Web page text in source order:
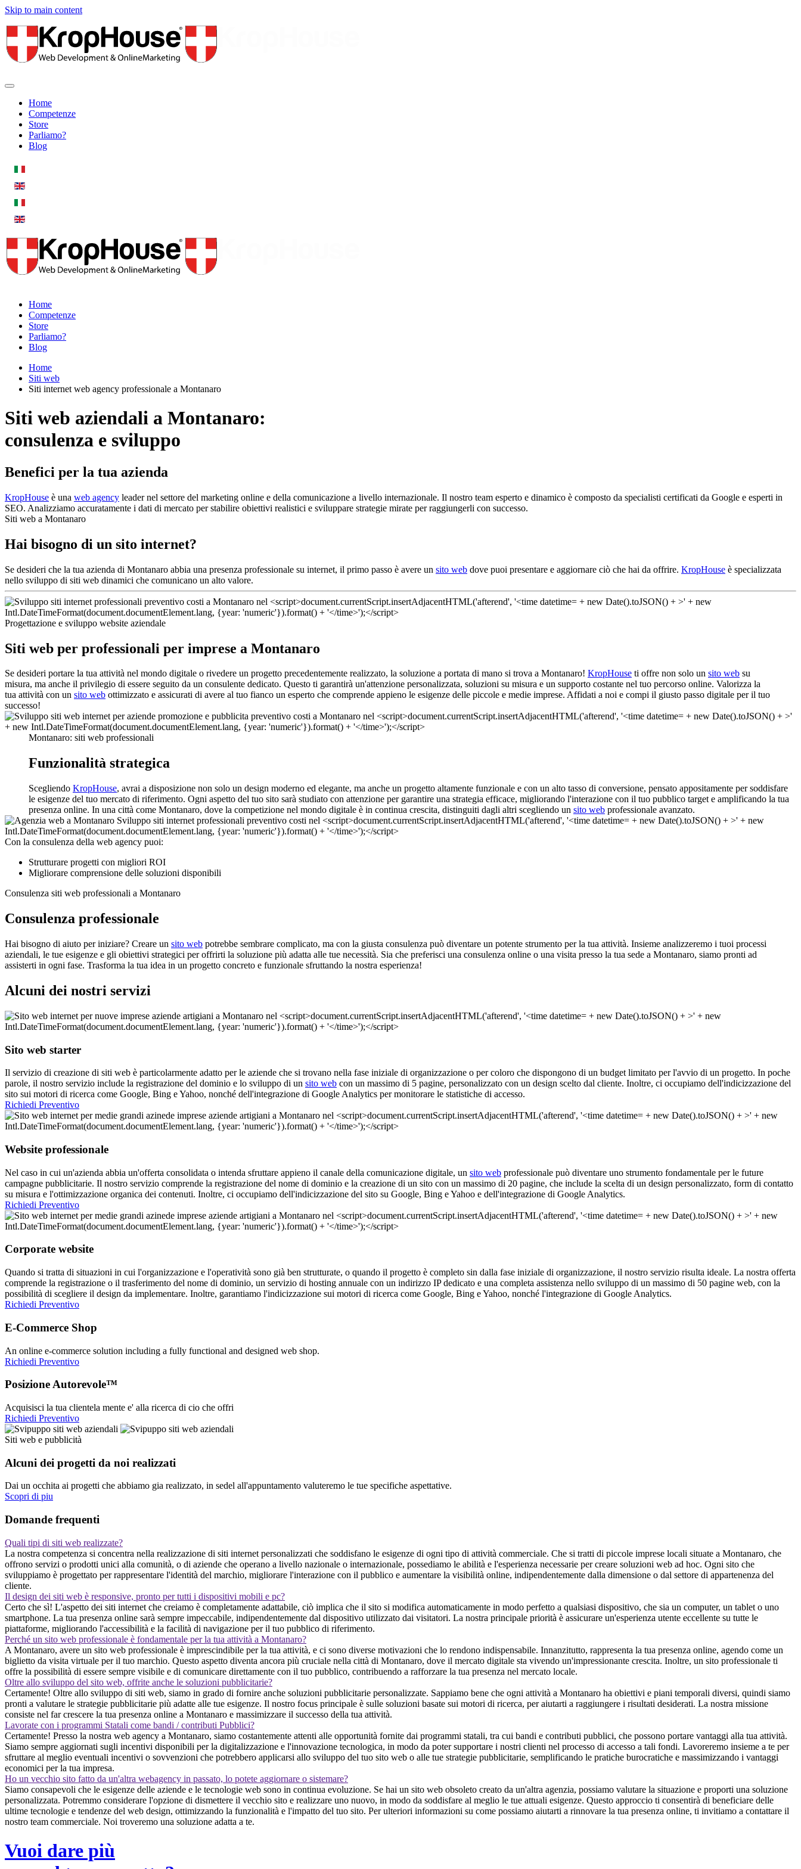
Skip to main content
Home
Competenze
Store
Parliamo?
Blog
Home
Competenze
Store
Parliamo?
Blog
Home
Siti web
Siti internet web agency professionale a Montanaro
Siti web aziendali a Montanaro:
consulenza e sviluppo
Benefici per la tua azienda
KropHouse è una web agency leader nel settore del marketing online e della comunicazione a livello internazionale. Il nostro team esperto e dinamico è composto da specialisti certificati da Google e esperti in
SEO. Analizziamo accuratamente i dati di mercato per stabilire obiettivi realistici e sviluppare strategie mirate per raggiungerli con successo.
Siti web a Montanaro
Hai bisogno di un sito internet?
Se desideri che la tua azienda di Montanaro abbia una presenza professionale su internet, il primo passo è avere un sito web dove puoi presentare e aggiornare ciò che hai da offrire. KropHouse è specializzata
nello sviluppo di siti web dinamici che comunicano un alto valore.
Progettazione e sviluppo website aziendale
Siti web per professionali per imprese a Montanaro
Se desideri portare la tua attività nel mondo digitale o rivedere un progetto precedentemente realizzato, la soluzione a portata di mano si trova a Montanaro! KropHouse ti offre non solo un sito web su
misura, ma anche il privilegio di essere seguito da un consulente dedicato. Questo ti garantirà un'attenzione personalizzata, soluzioni su misura e un supporto costante nel tuo percorso online. Valorizza la
tua attività con un sito web ottimizzato e assicurati di avere al tuo fianco un esperto che comprende appieno le esigenze delle piccole e medie imprese. Affidati a noi e compi il giusto passo digitale per il tuo
successo!
Montanaro: siti web professionali
Funzionalità strategica
Scegliendo KropHouse, avrai a disposizione non solo un design moderno ed elegante, ma anche un progetto altamente funzionale e con un alto tasso di conversione, pensato appositamente per soddisfare
le esigenze del tuo mercato di riferimento. Ogni aspetto del tuo sito sarà studiato con attenzione per garantire una strategia efficace, migliorando l'interazione con il tuo pubblico target e amplificando la tua
presenza online. In una città come Montanaro, dove la competizione nel mondo digitale è in continua crescita, distinguiti dagli altri scegliendo un sito web professionale avanzato.
Con la consulenza della web agency puoi:
Strutturare progetti con migliori ROI
Migliorare comprensione delle soluzioni disponibili
Consulenza siti web professionali a Montanaro
Consulenza professionale
Hai bisogno di aiuto per iniziare? Creare un sito web potrebbe sembrare complicato, ma con la giusta consulenza può diventare un potente strumento per la tua attività. Insieme analizzeremo i tuoi processi
aziendali, le tue esigenze e gli obiettivi strategici per offrirti la soluzione più adatta alle tue necessità. Sia che preferisci una consulenza online o una visita presso la tua sede a Montanaro, siamo pronti ad
assisterti in ogni fase. Trasforma la tua idea in un progetto concreto e funzionale sfruttando la nostra esperienza!
Alcuni dei nostri servizi
Sito web starter
Il servizio di creazione di siti web è particolarmente adatto per le aziende che si trovano nella fase iniziale di organizzazione o per coloro che dispongono di un budget limitato per l'avvio di un progetto. In poche
parole, il nostro servizio include la registrazione del dominio e lo sviluppo di un sito web con un massimo di 5 pagine, personalizzato con un design scelto dal cliente. Inoltre, ci occupiamo dell'indicizzazione del
sito sui motori di ricerca come Google, Bing e Yahoo, nonché dell'integrazione di Google Analytics per monitorare le statistiche di accesso.
Richiedi Preventivo
Website professionale
Nel caso in cui un'azienda abbia un'offerta consolidata o intenda sfruttare appieno il canale della comunicazione digitale, un sito web professionale può diventare uno strumento fondamentale per le future
campagne pubblicitarie. Il nostro servizio comprende la registrazione del nome di dominio e la creazione di un sito con un massimo di 20 pagine, che include la scelta di un design personalizzato, form di contatto
su misura e l'ottimizzazione organica dei contenuti. Inoltre, ci occupiamo dell'indicizzazione del sito su Google, Bing e Yahoo e dell'integrazione di Google Analytics.
Richiedi Preventivo
Corporate website
Quando si tratta di situazioni in cui l'organizzazione e l'operatività sono già ben strutturate, o quando il progetto è completo sin dalla fase iniziale di organizzazione, il nostro servizio risulta ideale. La nostra offerta
comprende la registrazione o il trasferimento del nome di dominio, un servizio di hosting annuale con un indirizzo IP dedicato e una completa assistenza nello sviluppo di un massimo di 50 pagine web, con la
possibilità di scegliere il design da implementare. Inoltre, garantiamo l'indicizzazione sui motori di ricerca come Google, Bing e Yahoo, nonché l'integrazione di Google Analytics.
Richiedi Preventivo
E-Commerce Shop
An online e-commerce solution including a fully functional and designed web shop.
Richiedi Preventivo
Posizione Autorevole™
Acquisisci la tua clientela mente e' alla ricerca di cio che offri
Richiedi Preventivo
Siti web e pubblicità
Alcuni dei progetti da noi realizzati
Dai un occhita ai progetti che abbiamo gia realizzato, in sedel all'appuntamento valuteremo le tue specifiche aspettative.
Scopri di piu
Domande frequenti
Quali tipi di siti web realizzate?
La nostra competenza si concentra nella realizzazione di siti internet personalizzati che soddisfano le esigenze di ogni tipo di attività commerciale. Che si tratti di piccole imprese locali situate a Montanaro, che
offrono servizi o prodotti unici alla comunità, o di aziende che operano a livello nazionale o internazionale, possediamo le abilità e l'esperienza necessarie per creare soluzioni web ad hoc. Ogni sito che
sviluppiamo è progettato per rappresentare l'identità del marchio, migliorare l'interazione con il pubblico e aumentare la visibilità online, indipendentemente dalla dimensione o dal settore di appartenenza del
cliente.
Il design dei siti web è responsive, pronto per tutti i dispositivi mobili e pc?
Certo che sì! L'aspetto dei siti internet che creiamo è completamente adattabile, ciò implica che il sito si modifica automaticamente in modo perfetto a qualsiasi dispositivo, che sia un computer, un tablet o uno
smartphone. La tua presenza online sarà sempre impeccabile, indipendentemente dal dispositivo utilizzato dai visitatori. La nostra principale priorità è assicurare un'esperienza utente eccellente su tutte le
piattaforme, migliorando l'accessibilità e la facilità di navigazione per il tuo pubblico di riferimento.
Perché un sito web professionale è fondamentale per la tua attività a Montanaro?
A Montanaro, avere un sito web professionale è imprescindibile per la tua attività, e ci sono diverse motivazioni che lo rendono indispensabile. Innanzitutto, rappresenta la tua presenza online, agendo come un
biglietto da visita virtuale per il tuo marchio. Questo aspetto diventa ancora più cruciale nella città di Montanaro, dove il mercato digitale sta vivendo un'impressionante crescita. Inoltre, un sito professionale ti
offre la possibilità di essere sempre visibile e di comunicare direttamente con il tuo pubblico, contribuendo a rafforzare la tua presenza nel mercato locale.
Oltre allo sviluppo del sito web, offrite anche le soluzioni pubblicitarie?
Certamente! Oltre allo sviluppo di siti web, siamo in grado di fornire anche soluzioni pubblicitarie personalizzate. Sappiamo bene che ogni attività a Montanaro ha obiettivi e piani temporali diversi, quindi siamo
pronti a valutare le strategie pubblicitarie più adatte alle tue esigenze. Il nostro focus principale è sulle soluzioni basate sui motori di ricerca, per aiutarti a raggiungere i risultati desiderati. La nostra missione
consiste nel far crescere la tua presenza online a Montanaro e massimizzare il successo della tua attività.
Lavorate con i programmi Statali come bandi / contributi Pubblici?
Certamente! Presso la nostra web agency a Montanaro, siamo costantemente attenti alle opportunità fornite dai programmi statali, tra cui bandi e contributi pubblici, che possono portare vantaggi alla tua attività.
Siamo sempre aggiornati sugli incentivi disponibili per la digitalizzazione e l'innovazione tecnologica, in modo da poter supportare i nostri clienti nel processo di accesso a tali fondi. Lavoreremo insieme a te per
sfruttare al meglio eventuali incentivi o sovvenzioni che potrebbero applicarsi allo sviluppo del tuo sito web o alle tue strategie pubblicitarie, semplificando le pratiche burocratiche e massimizzando i vantaggi
economici per la tua impresa.
Ho un vecchio sito fatto da un'altra webagency in passato, lo potete aggiornare o sistemare?
Siamo consapevoli che le esigenze delle aziende e le tecnologie web sono in continua evoluzione. Se hai un sito web obsoleto creato da un'altra agenzia, possiamo valutare la situazione e proporti una soluzione
personalizzata. Potremmo considerare l'opzione di dismettere il vecchio sito e realizzare uno nuovo, in modo da soddisfare al meglio le tue attuali esigenze. Questo approccio ti consentirà di beneficiare delle
ultime tecnologie e tendenze del web design, ottimizzando la funzionalità e l'impatto del tuo sito. Per ulteriori informazioni su come possiamo aiutarti a rinnovare la tua presenza online, ti invitiamo a contattare il
nostro team commerciale. Noi troveremo una soluzione adatta a te.
Vuoi dare più